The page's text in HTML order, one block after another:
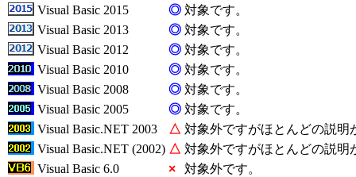
Visual Basic 2015
◎ 対象です。
Visual Basic 2013
◎ 対象です。
Visual Basic 2012
◎ 対象です。
Visual Basic 2010
◎ 対象です。
Visual Basic 2008
◎ 対象です。
Visual Basic 2005
◎ 対象です。
Visual Basic.NET 2003
△ 対象外ですがほとんどの説明
Visual Basic.NET (2002) △ 対象外ですがほとんどの説明
Visual Basic 6.0
× 対象外です。